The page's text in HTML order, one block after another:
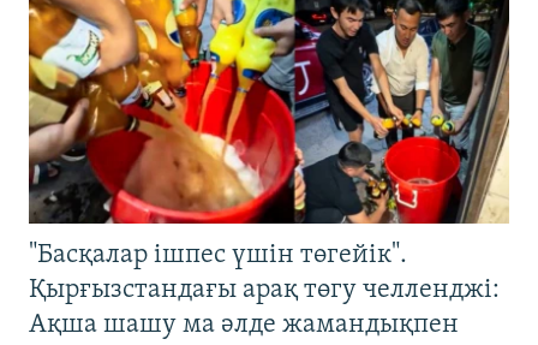
"Басқалар ішпес үшін төгейік".
Қырғызстандағы арақ төгу челленджі:
Ақша шашу ма әлде жамандықпен